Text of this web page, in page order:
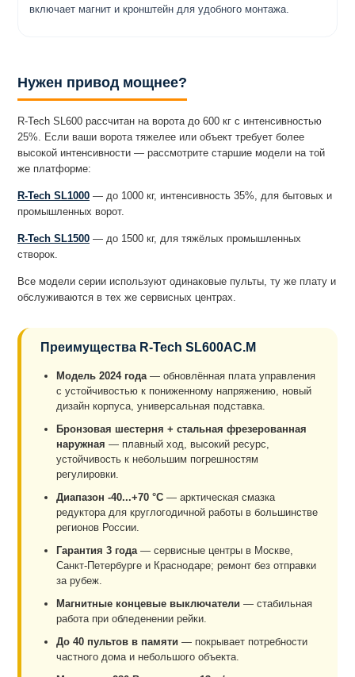
включает магнит и кронштейн для удобного монтажа.
Нужен привод мощнее?
R-Tech SL600 рассчитан на ворота до 600 кг с интенсивностью
25%. Если ваши ворота тяжелее или объект требует более
высокой интенсивности — рассмотрите старшие модели на той
же платформе:
R-Tech SL1000 — до 1000 кг, интенсивность 35%, для бытовых и
промышленных ворот.
R-Tech SL1500 — до 1500 кг, для тяжёлых промышленных
створок.
Все модели серии используют одинаковые пульты, ту же плату и
обслуживаются в тех же сервисных центрах.
Преимущества R-Tech SL600AC.M
Модель 2024 года — обновлённая плата управления
с устойчивостью к пониженному напряжению, новый
дизайн корпуса, универсальная подставка.
Бронзовая шестерня + стальная фрезерованная
наружная — плавный ход, высокий ресурс,
устойчивость к небольшим погрешностям
регулировки.
Диапазон -40...+70 °C — арктическая смазка
редуктора для круглогодичной работы в большинстве
регионов России.
Гарантия 3 года — сервисные центры в Москве,
Санкт-Петербурге и Краснодаре; ремонт без отправки
за рубеж.
Магнитные концевые выключатели — стабильная
работа при обледенении рейки.
До 40 пультов в памяти — покрывает потребности
частного дома и небольшого объекта.